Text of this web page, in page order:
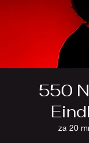
550
za 20